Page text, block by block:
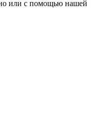
или с помощью нашей